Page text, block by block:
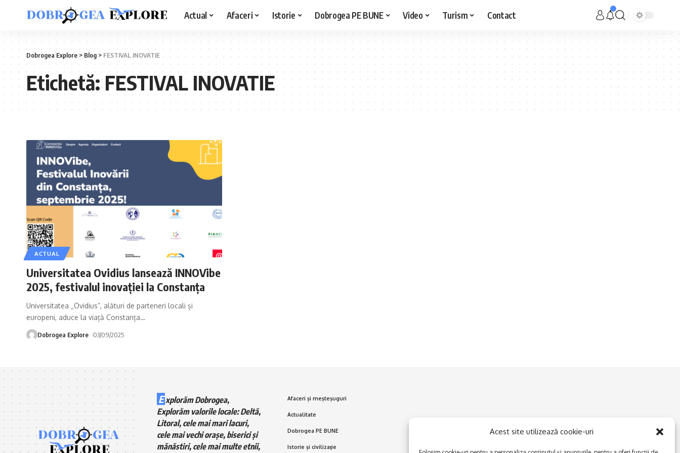
Acest site utilizează cookie-uri
Actual Afaceri Istorie Dobrogea PE BUNE Video Turism Contact
Dobrogea Explore> Blog >FESTIVAL INOVATIE
Etichetă:FESTIVAL INOVATIE
ACTUAL
Universitatea Ovidius lansează INNOVibe
2025, festivalul inovației la Constanța
Universitatea „Ovidius”, alături de parteneri locali și
europeni, aduce la viață Constanța…
Dobrogea Explore 03/09/2025
E xplorăm Dobrogea,
Explorăm valorile locale: Deltă,
Litoral, cele mai mari lacuri,
cele mai vechi orașe, biserici și
mănăstiri, cele mai multe etnii,
Afaceri și meșteșuguri
Actualitate
Dobrogea PE BUNE
Istorie și civilizaţie